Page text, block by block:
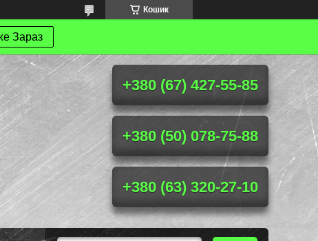
Кошик
Зараз
+380 (67) 427-55-85
+380 (50) 078-75-88
+380 (63) 320-27-10